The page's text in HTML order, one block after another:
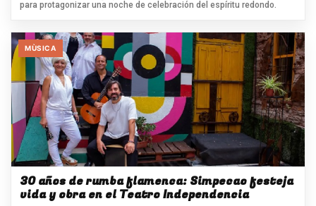
para protagonizar una noche de celebración del espíritu redondo.
MÙSICA
30 años de rumba flamenca: Simpecao festeja
vida y obra en el Teatro Independencia